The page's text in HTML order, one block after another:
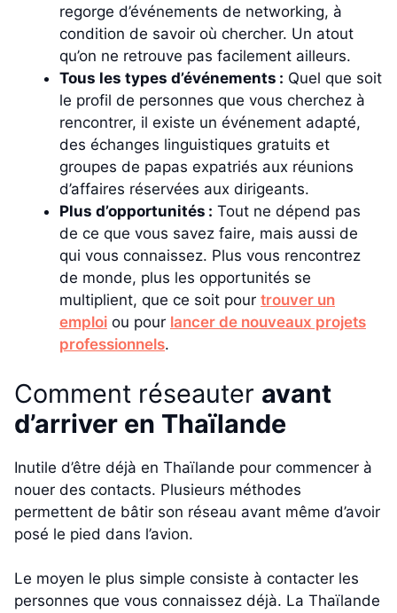
regorge d’événements de networking, à
condition de savoir où chercher. Un atout
qu’on ne retrouve pas facilement ailleurs.
Tous les types d’événements : Quel que soit
le profil de personnes que vous cherchez à
rencontrer, il existe un événement adapté,
des échanges linguistiques gratuits et
groupes de papas expatriés aux réunions
d’affaires réservées aux dirigeants.
Plus d’opportunités : Tout ne dépend pas
de ce que vous savez faire, mais aussi de
qui vous connaissez. Plus vous rencontrez
de monde, plus les opportunités se
multiplient, que ce soit pour trouver un
emploi ou pour lancer de nouveaux projets
professionnels.
Comment réseauter avant
d’arriver en Thaïlande
Inutile d’être déjà en Thaïlande pour commencer à
nouer des contacts. Plusieurs méthodes
permettent de bâtir son réseau avant même d’avoir
posé le pied dans l’avion.
Le moyen le plus simple consiste à contacter les
personnes que vous connaissez déjà. La Thaïlande